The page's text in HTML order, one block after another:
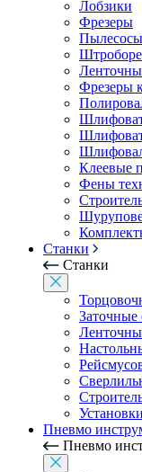
Лобзики
Фрезеры
Фрезеры
Клеевые
Фены
Станки
Станки
Заточные
Пневмо
Пневмо